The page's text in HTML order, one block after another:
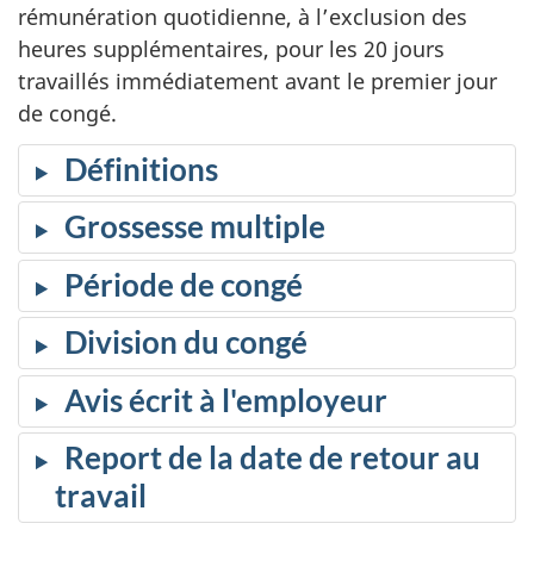
rémunération quotidienne, à l’exclusion des
heures supplémentaires, pour les 20 jours
travaillés immédiatement avant le premier jour
de congé.
Définitions
Grossesse multiple
Période de congé
Division du congé
Avis écrit à l'employeur
Report de la date de retour au
travail